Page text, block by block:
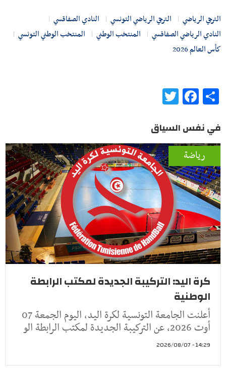
الترجي الرياضي الترجي الرياضي التونسي
النادي الصفاقسي
النادي الرياضي الصفاقسي
المنتخب الوطني
المنتخب الوطني التونسي
كأس العالم 2026
Share
Facebook
في نفس السياق
رياضة
كرة اليد: التركيبة الجديدة لمكتب الرابطة
الوطنية
أعلنت الجامعة التونسية لكرة اليد، اليوم الجمعة 07
أوت 2026، عن التركيبة الجديدة لمكتب الرابطة الو
14:29 - 2026/08/07